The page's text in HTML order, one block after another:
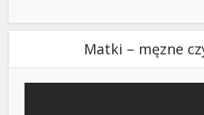
Matki – męzne